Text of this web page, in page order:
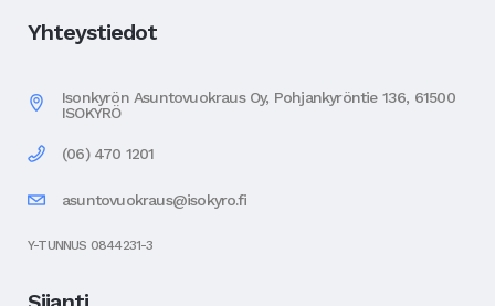
Yhteystiedot
Isonkyrön Asuntovuokraus Oy, Pohjankyröntie 136, 61500
ISOKYRÖ
(06) 470 1201
asuntovuokraus@isokyro.fi
Y-TUNNUS 0844231-3